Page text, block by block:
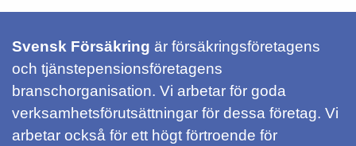
Svensk Försäkring är försäkringsföretagens
och tjänstepensionsföretagens
branschorganisation. Vi arbetar för goda
verksamhetsförutsättningar för dessa företag. Vi
arbetar också för ett högt förtroende för